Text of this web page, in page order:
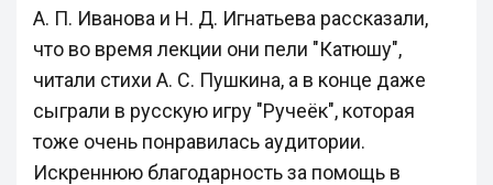
А. П. Иванова и Н. Д. Игнатьева рассказали,
что во время лекции они пели "Катюшу",
читали стихи А. С. Пушкина, а в конце даже
сыграли в русскую игру "Ручеёк", которая
тоже очень понравилась аудитории.
Искреннюю благодарность за помощь в